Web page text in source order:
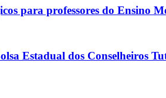
para professores do Ensino
Estadual dos Conselheiros